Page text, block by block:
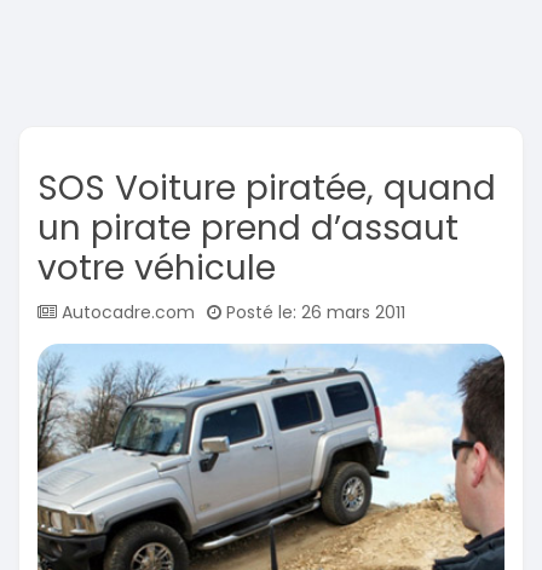
SOS Voiture piratée, quand
un pirate prend d’assaut
votre véhicule
Autocadre.com Posté le: 26 mars 2011